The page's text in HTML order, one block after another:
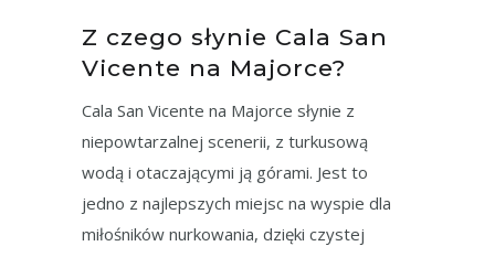
Z czego słynie Cala San
Vicente na Majorce?
Cala San Vicente na Majorce słynie z
niepowtarzalnej scenerii, z turkusową
wodą i otaczającymi ją górami. Jest to
jedno z najlepszych miejsc na wyspie dla
miłośników nurkowania, dzięki czystej